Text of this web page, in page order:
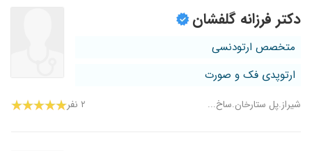
دکتر فرزانه گلفشان
متخصص ارتودنسی
ارتوپدی فک و صورت
شیراز.پل ستارخان.ساخ... ۲ نفر